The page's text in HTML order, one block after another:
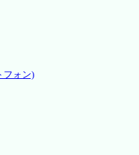
フォン)